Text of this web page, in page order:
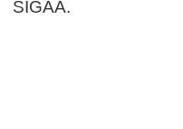
SIGAA.